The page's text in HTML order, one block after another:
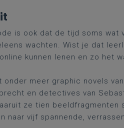
is ook dat de tijd soms wat
wachten. Wist je dat
kunnen lenen en zo het
meer graphic novels
en detectives van
ze tien beeldfragmenten
naar vijf spannende,